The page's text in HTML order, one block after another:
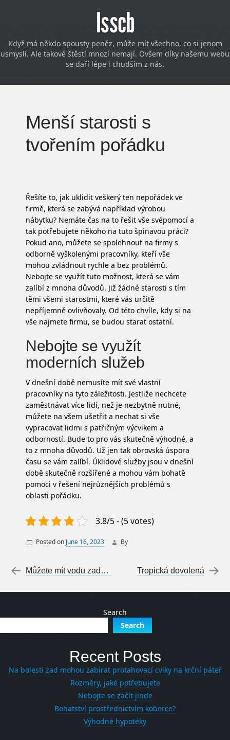
Isscb
Když má někdo spousty peněz, může mít všechno, co si jenom
usmyslí. Ale takové štěstí mnozí nemají. Ovšem díky našemu webu
se daří lépe i chudším z nás.
Menší starosti s
tvořením pořádku
Řešíte to, jak uklidit veškerý ten nepořádek ve
firmě, která se zabývá například výrobou
nábytku? Nemáte čas na to řešit vše svépomocí a
tak potřebujete někoho na tuto špinavou práci?
Pokud ano, můžete se spolehnout na firmy s
odborně vyškolenými pracovníky, kteří vše
mohou zvládnout rychle a bez problémů.
Nebojte se využít tuto možnost, která se vám
zalíbí z mnoha důvodů. Již žádné starosti s tím
těmi všemi starostmi, které vás určitě
nepříjemně ovlivňovaly. Od této chvíle, kdy si na
vše najmete firmu, se budou starat ostatní.
Nebojte se využít
moderních služeb
V dnešní době nemusíte mít své vlastní
pracovníky na tyto záležitosti. Jestliže nechcete
zaměstnávat více lidí, než je nezbytně nutné,
můžete na všem ušetřit a nechat si vše
vypracovat lidmi s patřičným výcvikem a
odborností. Bude to pro vás skutečně výhodné, a
to z mnoha důvodů. Už jen tak obrovská úspora
času se vám zalíbí. Úklidové služby jsou v dnešní
době skutečně rozšířené a mohou vám bohatě
pomoci v řešení nejrůznějších problémů s
oblasti pořádku.
3.8/5 - (5 votes)
Posted on June 16, 2023 By
Post navigation
←
Můžete mít vodu zadarmo! Tropická dovolená →
Search
Search
Recent Posts
Na bolesti zad mohou zabírat protahovací cviky na krční páteř
Rozměry, jaké potřebujete
Nebojte se začít jinde
Bohatství prostřednictvím koberce?
Výhodné hypotéky